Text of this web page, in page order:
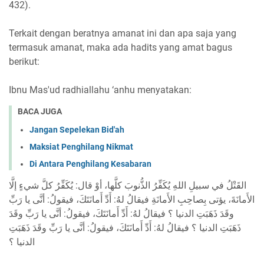
432).
Terkait dengan beratnya amanat ini dan apa saja yang
termasuk amanat, maka ada hadits yang amat bagus
berikut:
Ibnu Mas'ud radhiallahu ‘anhu menyatakan:
BACA JUGA
Jangan Sepelekan Bid'ah
Maksiat Penghilang Nikmat
Di Antara Penghilang Kesabaran
القَتْلُ في سبيلِ اللهِ يُكَفِّرُ الذُّنوبَ كلَّها، أوْ قال: يُكَفِّرُ كلَّ شيءٍ إلَّا
الأَمانَةَ، يؤتى بِصاحِبِ الأَمانَةِ فيقالُ لهُ: أَدِّ أَمانَتَكَ، فيقولُ: أنَّى يا رَبِّ
وقَدَ ذَهَبَتِ الدنيا ؟ فيقالُ لهُ: أَدِّ أَمانَتَكَ، فيقولُ: أنَّى يا رَبِّ وقَدَ
ذَهَبَتِ الدنيا ؟ فيقالُ لهُ: أَدِّ أَمانَتَكَ، فيقولُ: أنَّى يا رَبِّ وقَدَ ذَهَبَتِ
الدنيا ؟